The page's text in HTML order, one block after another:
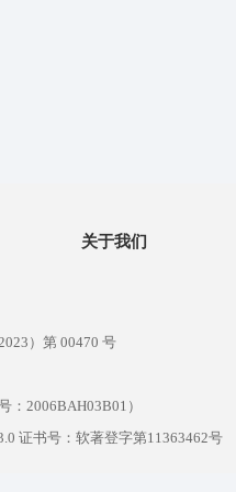
关于我们
）第 00470 号
2006BAH03B01）
证书号：软著登字第11363462号